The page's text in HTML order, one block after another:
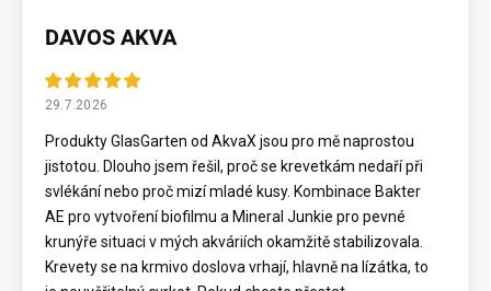
DAVOS AKVA
29.7.2026
Produkty GlasGarten od AkvaX jsou pro mě naprostou
jistotou. Dlouho jsem řešil, proč se krevetkám nedaří při
svlékání nebo proč mizí mladé kusy. Kombinace Bakter
AE pro vytvoření biofilmu a Mineral Junkie pro pevné
krunýře situaci v mých akváriích okamžitě stabilizovala.
Krevety se na krmivo doslova vrhají, hlavně na lízátka, to